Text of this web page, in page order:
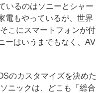
いるのはソニーとシャー
電もやっているが、世界
こにスマートフォンが付
ーはいうまでもなく、AV
のカスタマイズを決めた
ニックは、どこも「総合